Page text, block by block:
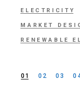
ELECTRICITY
MARKET
RENEWABLE
01 02 03